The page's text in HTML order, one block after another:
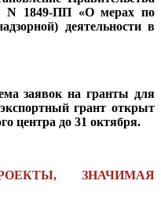
N 1849-ПП «О мерах по
деятельности в
заявок на гранты для
грант открыт
центра до 31 октября.
ЗНАЧИМАЯ